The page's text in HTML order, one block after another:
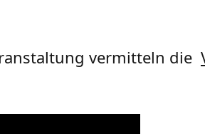
vermitteln die